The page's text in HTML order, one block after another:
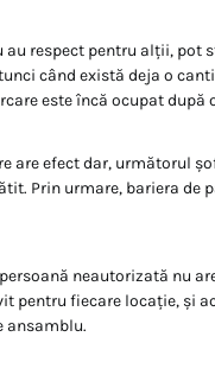
au respect pentru alții,
când există deja o
este încă ocupat după
are efect dar, următorul
Prin urmare, bariera de
neautorizată nu
pentru fiecare locație, și
ansamblu.